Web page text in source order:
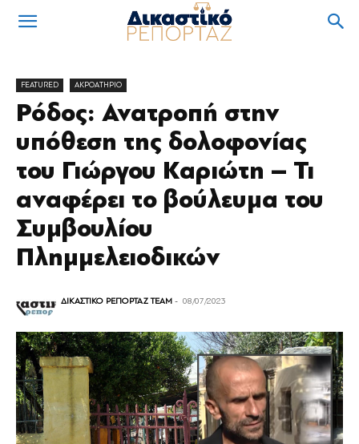
FEATURED ΑΚΡΟΑΤΗΡΙΟ
Ρόδος: Ανατροπή στην
υπόθεση της δολοφονίας
του Γιώργου Καριώτη – Τι
αναφέρει το βούλευμα του
Συμβουλίου
Πλημμελειοδικών
ΔΙΚΑΣΤΙΚΟ ΡΕΠΟΡΤΑΖ TEAM - 08/07/2023